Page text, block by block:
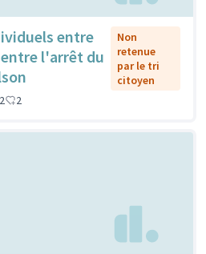
entre
l'arrêt du
Non
retenue
par le tri
citoyen
2 2